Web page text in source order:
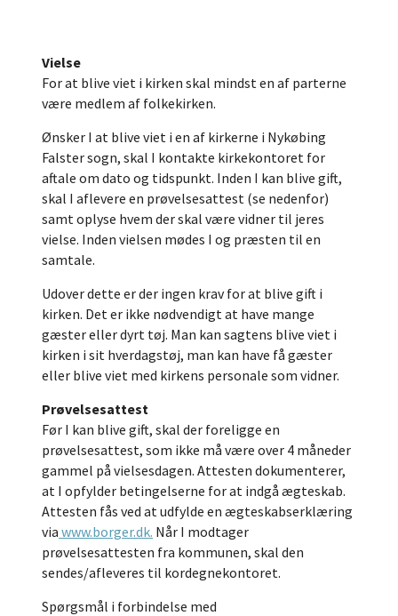
Vielse
For at blive viet i kirken skal mindst en af parterne
være medlem af folkekirken.
Ønsker I at blive viet i en af kirkerne i Nykøbing
Falster sogn, skal I kontakte kirkekontoret for
aftale om dato og tidspunkt. Inden I kan blive gift,
skal I aflevere en prøvelsesattest (se nedenfor)
samt oplyse hvem der skal være vidner til jeres
vielse. Inden vielsen mødes I og præsten til en
samtale.
Udover dette er der ingen krav for at blive gift i
kirken. Det er ikke nødvendigt at have mange
gæster eller dyrt tøj. Man kan sagtens blive viet i
kirken i sit hverdagstøj, man kan have få gæster
eller blive viet med kirkens personale som vidner.
Prøvelsesattest
Før I kan blive gift, skal der foreligge en
prøvelsesattest, som ikke må være over 4 måneder
gammel på vielsesdagen. Attesten dokumenterer,
at I opfylder betingelserne for at indgå ægteskab.
Attesten fås ved at udfylde en ægteskabserklæring
via www.borger.dk. Når I modtager
prøvelsesattesten fra kommunen, skal den
sendes/afleveres til kordegnekontoret.
Spørgsmål i forbindelse med